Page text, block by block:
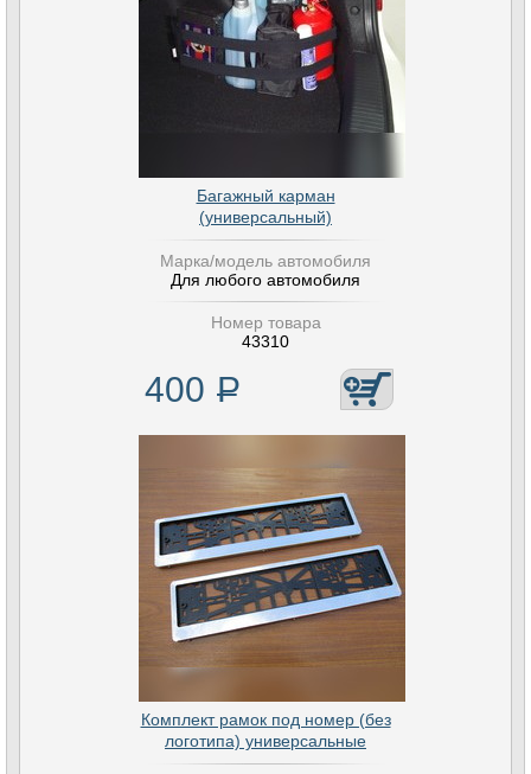
Багажный карман
(универсальный)
Марка/модель автомобиля
Для любого автомобиля
Номер товара
43310
400 Р
Комплект рамок под номер (без
логотипа) универсальные